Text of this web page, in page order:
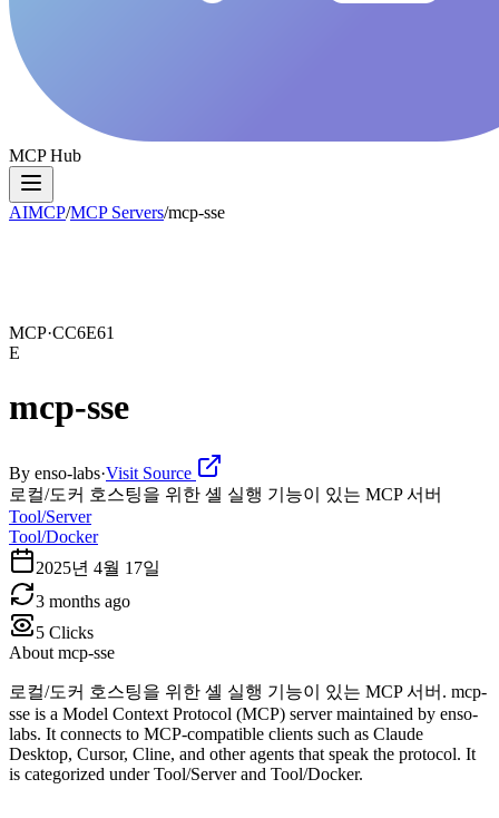
MCP Hub
AIMCP/MCP Servers/mcp-sse
MCP·CC6E61
E
mcp-sse
By enso-labs·Visit Source
로컬/도커 호스팅을 위한 셸 실행 기능이 있는 MCP 서버
Tool/Server
Tool/Docker
2025년 4월 17일
3 months ago
5 Clicks
About mcp-sse
로컬/도커 호스팅을 위한 셸 실행 기능이 있는 MCP 서버. mcp-
sse is a Model Context Protocol (MCP) server maintained by enso-
labs. It connects to MCP-compatible clients such as Claude
Desktop, Cursor, Cline, and other agents that speak the protocol. It
is categorized under Tool/Server and Tool/Docker.